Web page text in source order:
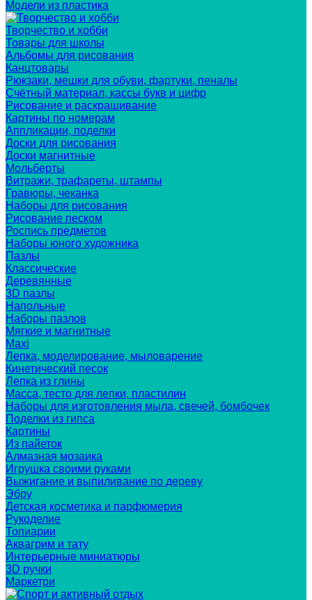
Модели из пластика
Творчество и хобби
Товары для школы
Альбомы для рисования
Канцтовары
Рюкзаки, мешки для обуви, фартуки, пеналы
Счётный материал, кассы букв и цифр
Рисование и раскрашивание
Картины по номерам
Аппликации, поделки
Доски для рисования
Доски магнитные
Мольберты
Витражи, трафареты, штампы
Гравюры, чеканка
Наборы для рисования
Рисование песком
Роспись предметов
Наборы юного художника
Пазлы
Классические
Деревянные
3D пазлы
Напольные
Наборы пазлов
Мягкие и магнитные
Maxi
Лепка, моделирование, мыловарение
Кинетический песок
Лепка из глины
Масса, тесто для лепки, пластилин
Наборы для изготовления мыла, свечей, бомбочек
Поделки из гипса
Картины
Из пайеток
Алмазная мозаика
Игрушка своими руками
Выжигание и выпиливание по дереву
Эбру
Детская косметика и парфюмерия
Рукоделие
Топиарии
Аквагрим и тату
Интерьерные миниатюры
3D ручки
Маркетри